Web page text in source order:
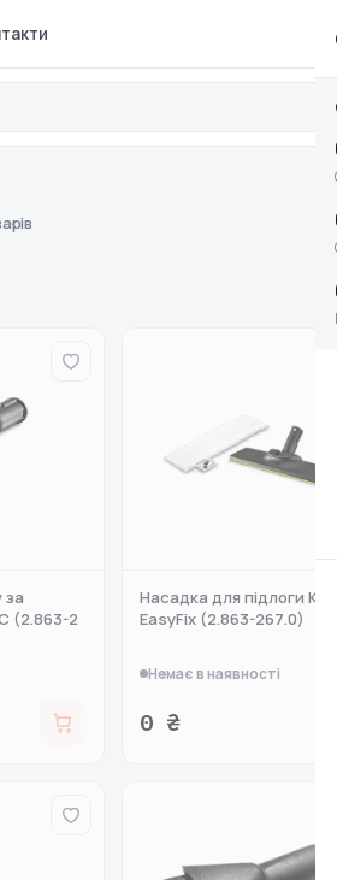
за
(2.863-2
Насадка для підлоги
EasyFix (2.863-267.0)
Немає в наявності
0 ₴